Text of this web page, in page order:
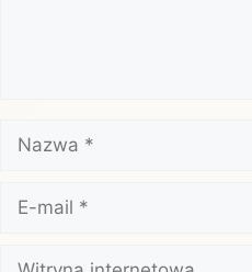
Nazwa
mail
Witryna